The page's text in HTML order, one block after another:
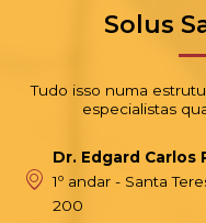
Solus
Tudo isso numa
especialistas
Dr. Edgard Carlos
1º andar - Santa
200